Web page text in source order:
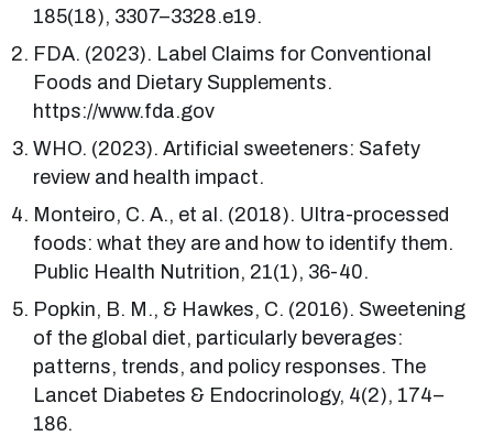
185(18), 3307–3328.e19.
FDA. (2023). Label Claims for Conventional
Foods and Dietary Supplements.
https://www.fda.gov
WHO. (2023). Artificial sweeteners: Safety
review and health impact.
Monteiro, C. A., et al. (2018). Ultra-processed
foods: what they are and how to identify them.
Public Health Nutrition, 21(1), 36-40.
Popkin, B. M., & Hawkes, C. (2016). Sweetening
of the global diet, particularly beverages:
patterns, trends, and policy responses. The
Lancet Diabetes & Endocrinology, 4(2), 174–
186.